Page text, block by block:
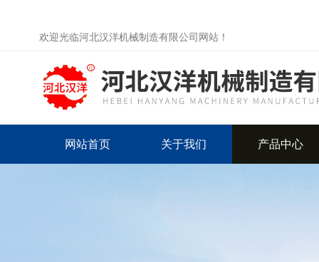
欢迎光临河北汉洋机械制造有限公司网站！
网站首页 关于我们 产品中心